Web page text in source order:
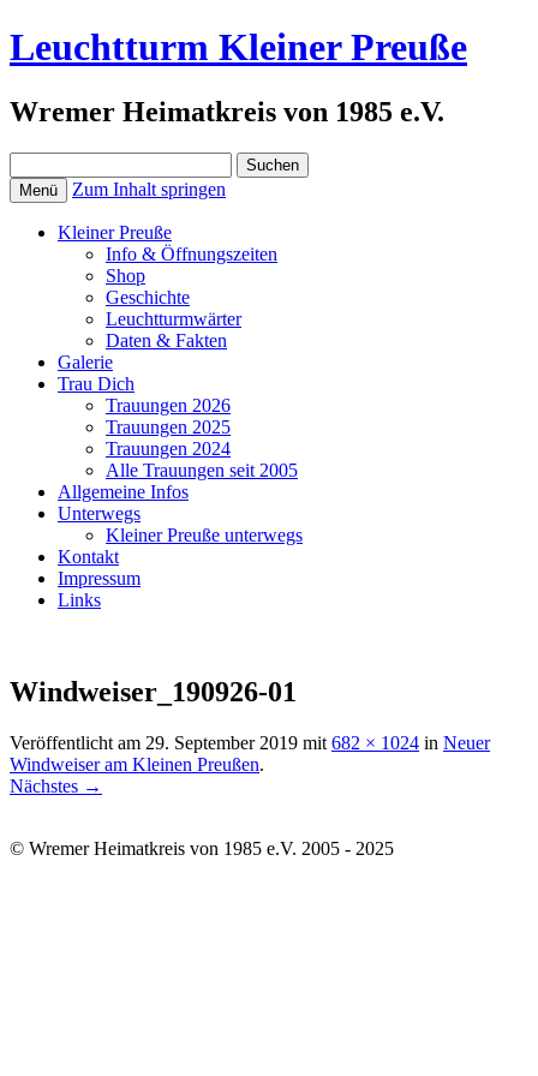
Leuchtturm Kleiner Preuße
Wremer Heimatkreis von 1985 e.V.
nach:
Menü Zum Inhalt springen
Kleiner Preuße
Info & Öffnungszeiten
Shop
Geschichte
Leuchtturmwärter
Daten & Fakten
Galerie
Trau Dich
Trauungen 2026
Trauungen 2025
Trauungen 2024
Alle Trauungen seit 2005
Allgemeine Infos
Unterwegs
Kleiner Preuße unterwegs
Kontakt
Impressum
Links
Windweiser_190926-01
Veröffentlicht am 29. September 2019 mit 682 × 1024 in Neuer
Windweiser am Kleinen Preußen.
Nächstes →
© Wremer Heimatkreis von 1985 e.V. 2005 - 2025